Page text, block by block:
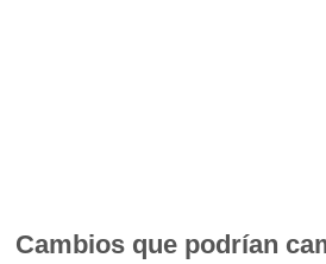
Cambios que podrían